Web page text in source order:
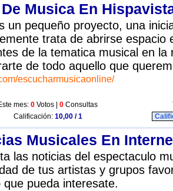
Musica En
un pequeño proyecto, una
trata de abrirse espacio
de la tematica musical en la
de todo aquello que
escucharmusicaonline/
mes: 0 Votos | 0 Consultas
Calificación: 10,00 / 1
Musicales En
las noticias del espectaculo
de tus artistas y grupos
que pueda interesate.